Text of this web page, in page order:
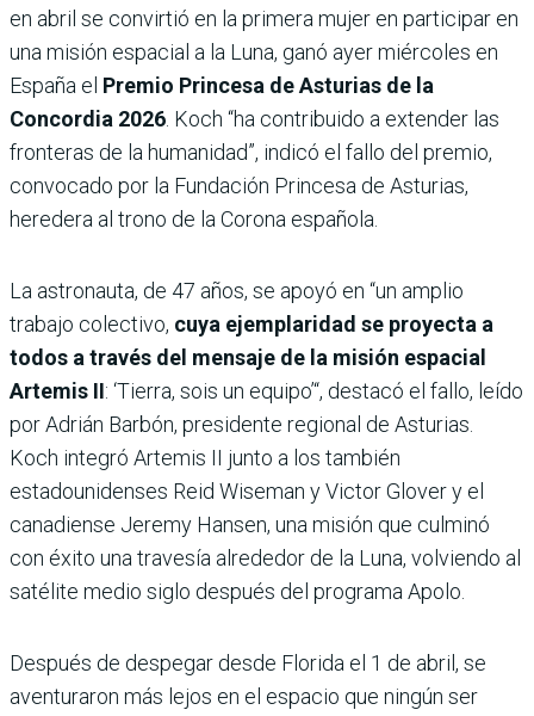
en abril se convirtió en la primera mujer en participar en
una misión espacial a la Luna, ganó ayer miércoles en
España el Premio Princesa de Asturias de la
Concordia 2026 . Koch “ha contribuido a extender las
fronteras de la humanidad”, indicó el fallo del premio,
convocado por la Fundación Princesa de Asturias,
heredera al trono de la Corona española.
La astronauta, de 47 años, se apoyó en “un amplio
trabajo colectivo, cuya ejemplaridad se proyecta a
todos a través del mensaje de la misión espacial
Artemis II: ‘Tierra, sois un equipo’“, destacó el fallo, leído
por Adrián Barbón, presidente regional de Asturias.
Koch integró Artemis II junto a los también
estadounidenses Reid Wiseman y Victor Glover y el
canadiense Jeremy Hansen, una misión que culminó
con éxito una travesía alrededor de la Luna, volviendo al
satélite medio siglo después del programa Apolo.
Después de despegar desde Florida el 1 de abril, se
aventuraron más lejos en el espacio que ningún ser